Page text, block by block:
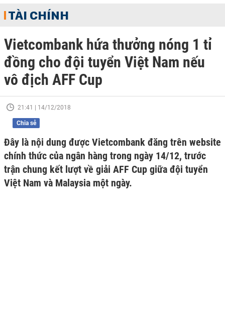
TÀI CHÍNH
Vietcombank hứa thưởng nóng 1 tỉ
đồng cho đội tuyển Việt Nam nếu
vô địch AFF Cup
21:41 | 14/12/2018
Chia sẻ
Đây là nội dung được Vietcombank đăng trên website
chính thức của ngân hàng trong ngày 14/12, trước
trận chung kết lượt về giải AFF Cup giữa đội tuyển
Việt Nam và Malaysia một ngày.